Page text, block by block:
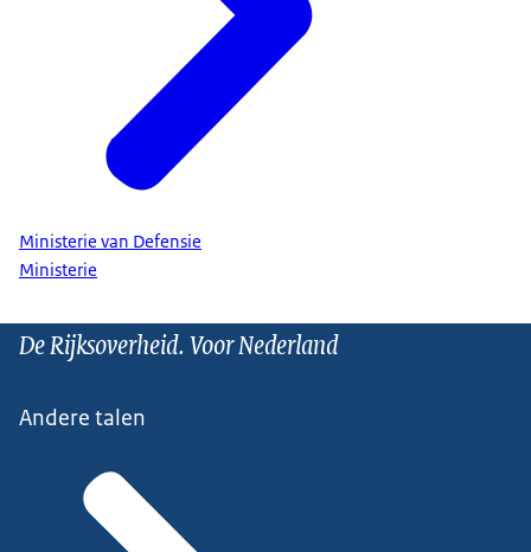
Ministerie van Defensie
Ministerie
De Rijksoverheid. Voor Nederland
Andere talen